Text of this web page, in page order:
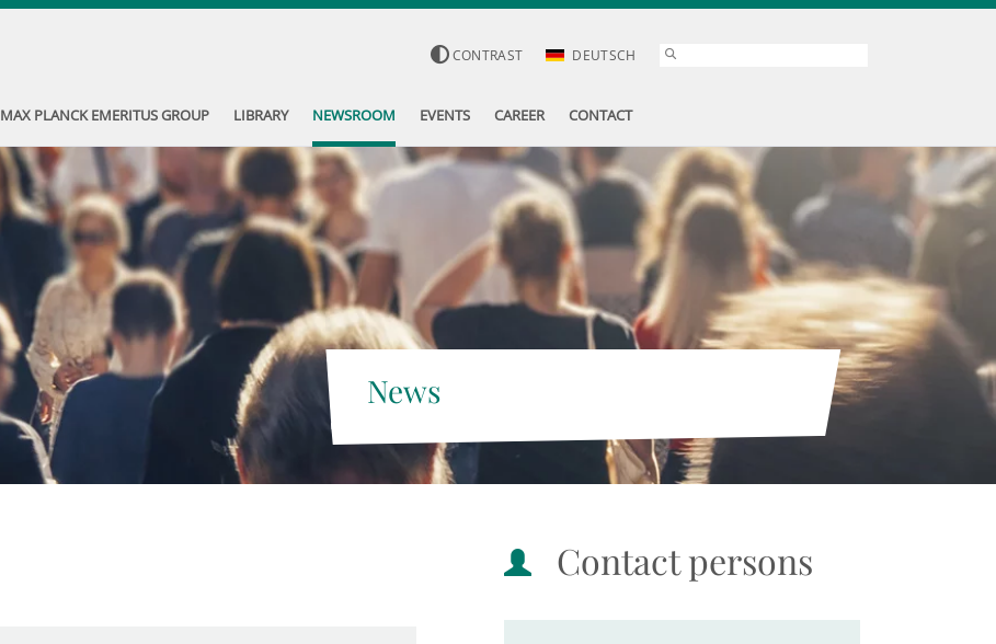
CONTRAST DEUTSCH
MAX PLANCK EMERITUS GROUP LIBRARY NEWSROOM EVENTS CAREER CONTACT
News
Contact persons